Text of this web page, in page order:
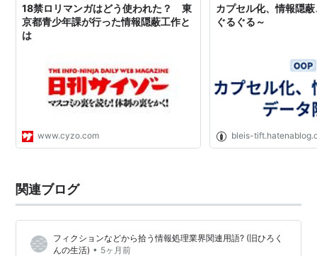
18禁ロリマンガはどう使われた？ 東
京都青少年課が行った情報隠蔽工作と
は
www.cyzo.com
カプセル化、情報隠
ぐるぐる～
bleis-
関連ブログ
フィクションなどから拾う情報処理業界関連用語? (旧ひろく
んの生活) • 5ヶ月前